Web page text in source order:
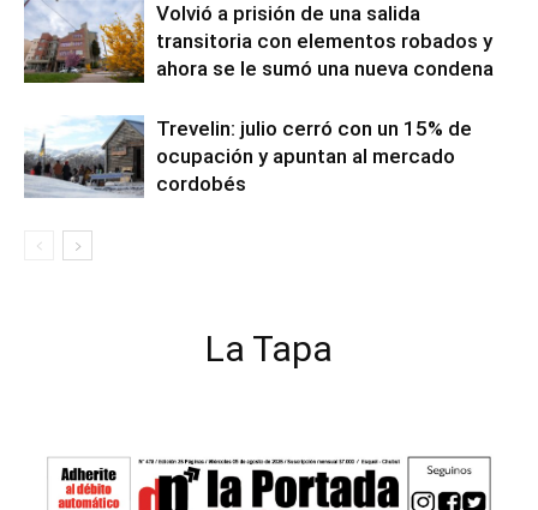
Volvió a prisión de una salida
transitoria con elementos robados y
ahora se le sumó una nueva condena
Trevelin: julio cerró con un 15% de
ocupación y apuntan al mercado
cordobés
La Tapa